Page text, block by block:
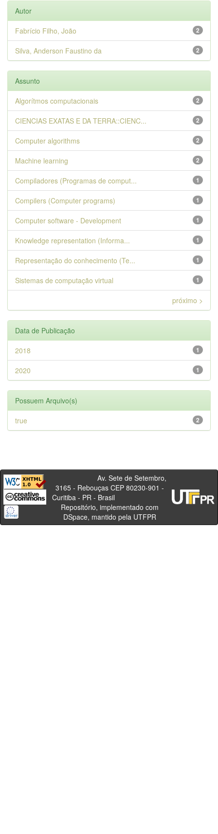
Autor
2
Fabrício Filho, João
2
Silva, Anderson Faustino da
Assunto
2
Algorítmos computacionais
2
CIENCIAS EXATAS E DA TERRA::CIENC...
2
Computer algorithms
2
Machine learning
1
Compiladores (Programas de comput...
1
Compilers (Computer programs)
1
Computer software - Development
1
Knowledge representation (Informa...
1
Representação do conhecimento (Te...
1
Sistemas de computação virtual
próximo >
Data de Publicação
1
2018
1
2020
Possuem Arquivo(s)
2
true
Av. Sete de Setembro,
3165 - Rebouças CEP 80230-901 -
Curitiba - PR - Brasil
Repositório, implementado com
DSpace, mantido pela UTFPR